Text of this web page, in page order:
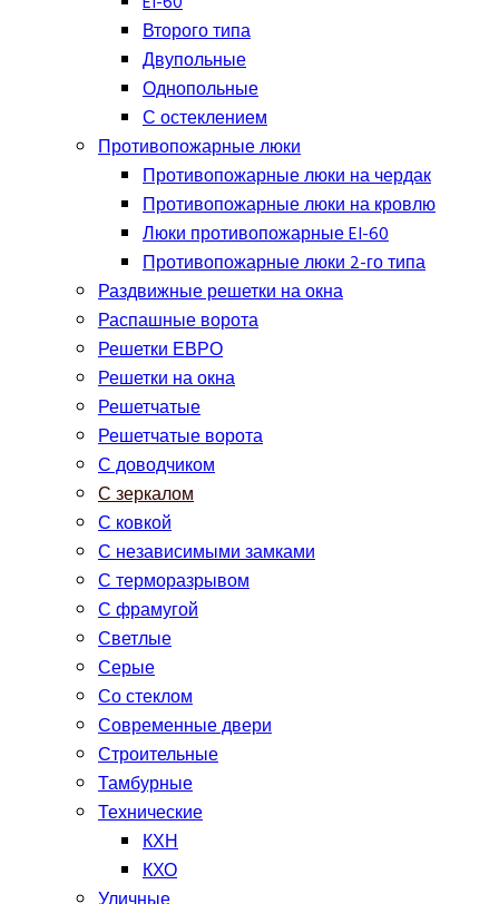
Второго типа
Двупольные
Однопольные
С остеклением
Противопожарные люки
Противопожарные люки на чердак
Противопожарные люки на кровлю
Люки противопожарные EI-60
Противопожарные люки 2-го типа
Раздвижные решетки на окна
Распашные ворота
Решетки ЕВРО
Решетки на окна
Решетчатые
Решетчатые ворота
С доводчиком
С зеркалом
С ковкой
С независимыми замками
С терморазрывом
С фрамугой
Светлые
Серые
Со стеклом
Современные двери
Строительные
Тамбурные
Технические
КХН
КХО